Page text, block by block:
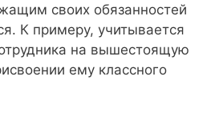
своих обязанностей
К примеру, учитывается
на вышестоящую
ему классного